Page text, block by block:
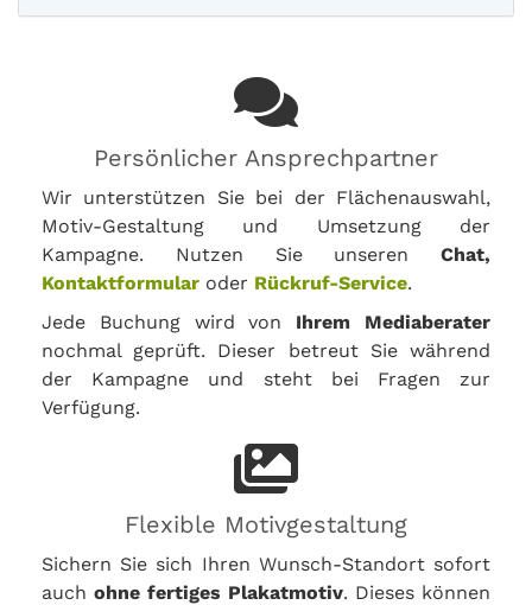
Persönlicher Ansprechpartner
Wir unterstützen Sie bei der Flächenauswahl,
Motiv-Gestaltung und Umsetzung der
Kampagne. Nutzen Sie unseren Chat,
Kontaktformular oder Rückruf-Service.
Jede Buchung wird von Ihrem Mediaberater
nochmal geprüft. Dieser betreut Sie während
der Kampagne und steht bei Fragen zur
Verfügung.
Flexible Motivgestaltung
Sichern Sie sich Ihren Wunsch-Standort sofort
auch ohne fertiges Plakatmotiv. Dieses können